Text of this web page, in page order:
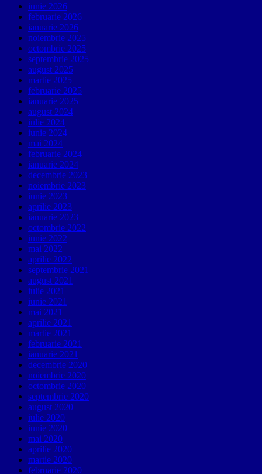
iunie 2026
februarie 2026
ianuarie 2026
noiembrie 2025
octombrie 2025
septembrie 2025
august 2025
martie 2025
februarie 2025
ianuarie 2025
august 2024
iulie 2024
iunie 2024
mai 2024
februarie 2024
ianuarie 2024
decembrie 2023
noiembrie 2023
iunie 2023
aprilie 2023
ianuarie 2023
octombrie 2022
iunie 2022
mai 2022
aprilie 2022
septembrie 2021
august 2021
iulie 2021
iunie 2021
mai 2021
aprilie 2021
martie 2021
februarie 2021
ianuarie 2021
decembrie 2020
noiembrie 2020
octombrie 2020
septembrie 2020
august 2020
iulie 2020
iunie 2020
mai 2020
aprilie 2020
martie 2020
februarie 2020